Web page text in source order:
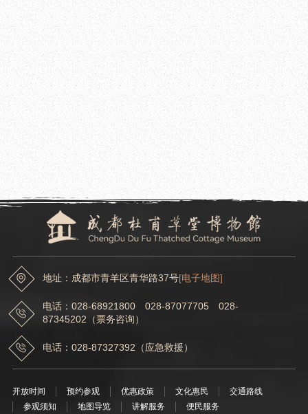
2025.08.04
成都杜甫草堂博物馆推出“草堂诗心 书童循迹”研学营活动
大邑县刘氏庄园博物馆一行到成都杜甫草堂博物馆交流座谈
地址：成都市青羊区青华路37号[电子地图]
电话：028-68921800 028-87077705 028-
87345202（票务咨询）
电话：028-87327392（应急救援）
开放时间 预约参观 优惠政策 文化惠民
交通路线
参观须知
地图导览 讲解服务 便民服务